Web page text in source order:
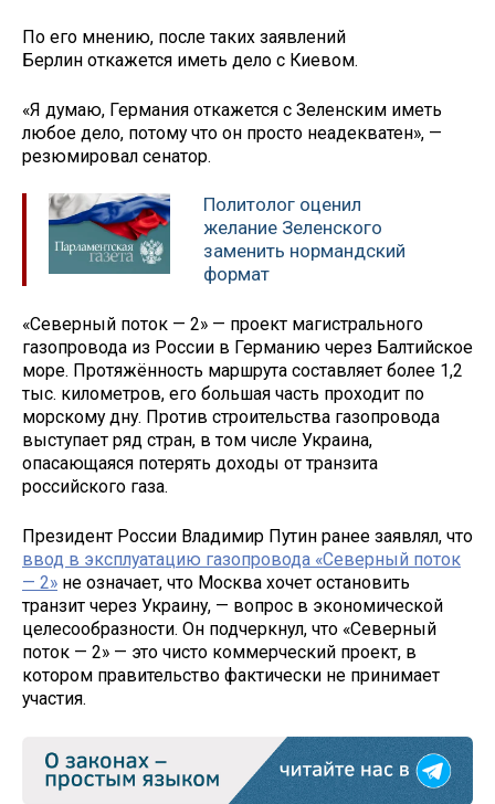
По его мнению, после таких заявлений
Берлин откажется иметь дело с Киевом.
«Я думаю, Германия откажется с Зеленским иметь
любое дело, потому что он просто неадекватен», —
резюмировал сенатор.
Политолог оценил
желание Зеленского
заменить нормандский
формат
«Северный поток — 2» — проект магистрального
газопровода из России в Германию через Балтийское
море. Протяжённость маршрута составляет более 1,2
тыс. километров, его большая часть проходит по
морскому дну. Против строительства газопровода
выступает ряд стран, в том числе Украина,
опасающаяся потерять доходы от транзита
российского газа.
Президент России Владимир Путин ранее заявлял, что
ввод в эксплуатацию газопровода «Северный поток
— 2» не означает, что Москва хочет остановить
транзит через Украину, — вопрос в экономической
целесообразности. Он подчеркнул, что «Северный
поток — 2» — это чисто коммерческий проект, в
котором правительство фактически не принимает
участия.